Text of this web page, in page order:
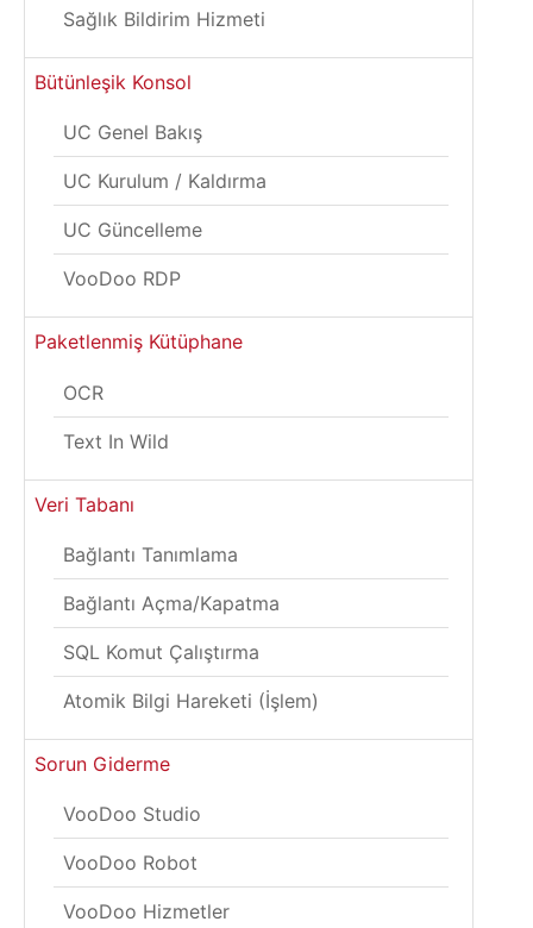
Sağlık Bildirim Hizmeti
Bütünleşik Konsol
UC Genel Bakış
UC Kurulum / Kaldırma
UC Güncelleme
VooDoo RDP
Paketlenmiş Kütüphane
OCR
Text In Wild
Veri Tabanı
Bağlantı Tanımlama
Bağlantı Açma/Kapatma
SQL Komut Çalıştırma
Atomik Bilgi Hareketi (İşlem)
Sorun Giderme
VooDoo Studio
VooDoo Robot
VooDoo Hizmetler